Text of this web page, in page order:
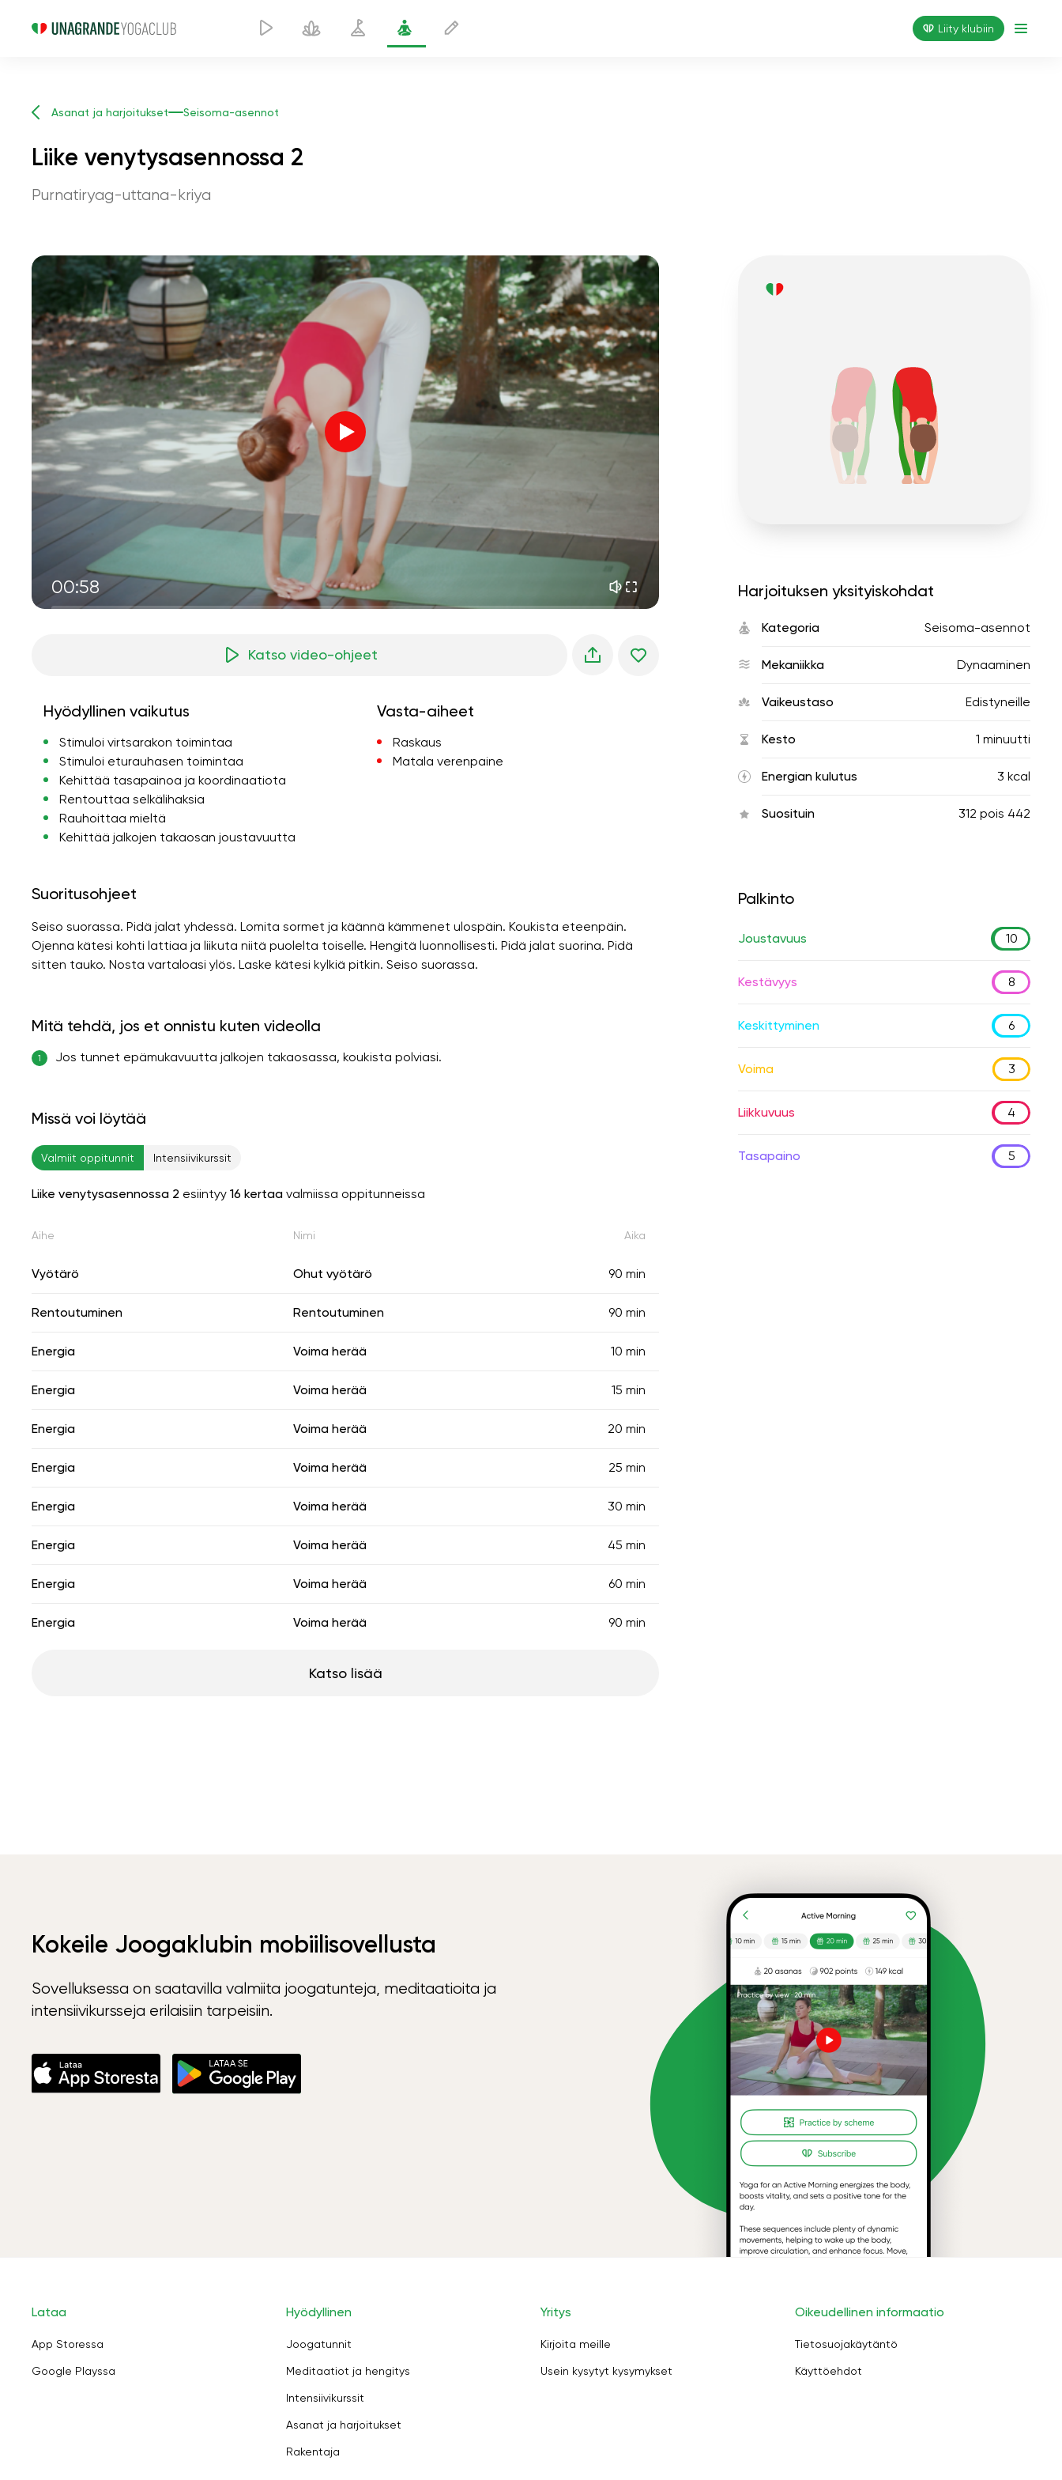
Liity klubiin
Asanat ja harjoitukset Seisoma-asennot
Liike venytysasennossa 2
Purnatiryag-uttana-kriya
00:58
sielun lento 01:44
sisäinen rauha 01:27
aamun unelmat 01:34
metsän viileys
vuoren hiljaisuus
merituuli
tuulen ääni 02:00
02:00
Katso video-ohjeet
Hyödyllinen vaikutus
Stimuloi virtsarakon toimintaa
Stimuloi eturauhasen toimintaa
Kehittää tasapainoa ja koordinaatiota
Rentouttaa selkälihaksia
Rauhoittaa mieltä
Kehittää jalkojen takaosan joustavuutta
Vasta-aiheet
Raskaus
Matala verenpaine
Suoritusohjeet
Seiso suorassa. Pidä jalat yhdessä. Lomita sormet ja käännä kämmenet ulospäin. Koukista eteenpäin.
Ojenna kätesi kohti lattiaa ja liikuta niitä puolelta toiselle. Hengitä luonnollisesti. Pidä jalat suorina. Pidä
sitten tauko. Nosta vartaloasi ylös. Laske kätesi kylkiä pitkin. Seiso suorassa.
Mitä tehdä, jos et onnistu kuten videolla
1 Jos tunnet epämukavuutta jalkojen takaosassa, koukista polviasi.
Missä voi löytää
Valmiit oppitunnit Intensiivikurssit
Liike venytysasennossa 2 esiintyy 16 kertaa valmiissa oppitunneissa
Aihe Nimi Aika
Vyötärö Ohut vyötärö 90 min
Rentoutuminen Rentoutuminen 90 min
Energia Voima herää 10 min
Energia Voima herää 15 min
Energia Voima herää 20 min
Energia Voima herää 25 min
Energia Voima herää 30 min
Energia Voima herää 45 min
Energia Voima herää 60 min
Energia Voima herää 90 min
Katso lisää
Harjoituksen yksityiskohdat
Kategoria Seisoma-asennot
Mekaniikka Dynaaminen
Vaikeustaso Edistyneille
Kesto 1 minuutti
Energian kulutus 3 kcal
Suosituin 312 pois 442
Palkinto
Joustavuus 10
Kestävyys 8
Keskittyminen 6
Voima 3
Liikkuvuus 4
Tasapaino 5
Kokeile Joogaklubin mobiilisovellusta
Sovelluksessa on saatavilla valmiita joogatunteja, meditaatioita ja
intensiivikursseja erilaisiin tarpeisiin.
Lataa
App Storessa
Google Playssa
Hyödyllinen
Joogatunnit
Meditaatiot ja hengitys
Intensiivikurssit
Asanat ja harjoitukset
Rakentaja
Yritys
Kirjoita meille
Usein kysytyt kysymykset
Oikeudellinen informaatio
Tietosuojakäytäntö
Käyttöehdot